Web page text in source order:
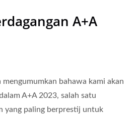
A+A
mengumumkan bahawa kami akan
A+A 2023, salah satu
yang paling berprestij untuk